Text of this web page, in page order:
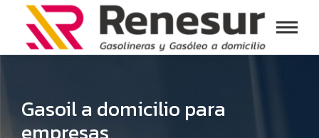
Gasoil a domicilio para